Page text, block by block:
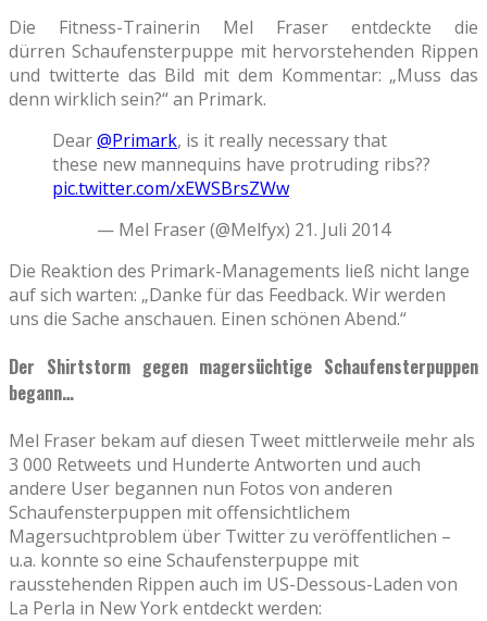
Die Fitness-Trainerin Mel Fraser entdeckte die
dürren Schaufensterpuppe mit hervorstehenden Rippen
und twitterte das Bild mit dem Kommentar: „Muss das
denn wirklich sein?“ an Primark.
Dear@Primark, is it really necessary that
these new mannequins have protruding ribs??
pic.twitter.com/xEWSBrsZWw
— Mel Fraser (@Melfyx) 21. Juli 2014
Die Reaktion des Primark-Managements ließ nicht lange
auf sich warten: „Danke für das Feedback. Wir werden
uns die Sache anschauen. Einen schönen Abend.“
Der Shirtstorm gegen magersüchtige Schaufensterpuppen
begann…
Mel Fraser bekam auf diesen Tweet mittlerweile mehr als
3 000 Retweets und Hunderte Antworten und auch
andere User begannen nun Fotos von anderen
Schaufensterpuppen mit offensichtlichem
Magersuchtproblem über Twitter zu veröffentlichen –
u.a. konnte so eine Schaufensterpuppe mit
rausstehenden Rippen auch im US-Dessous-Laden von
La Perla in New York entdeckt werden: